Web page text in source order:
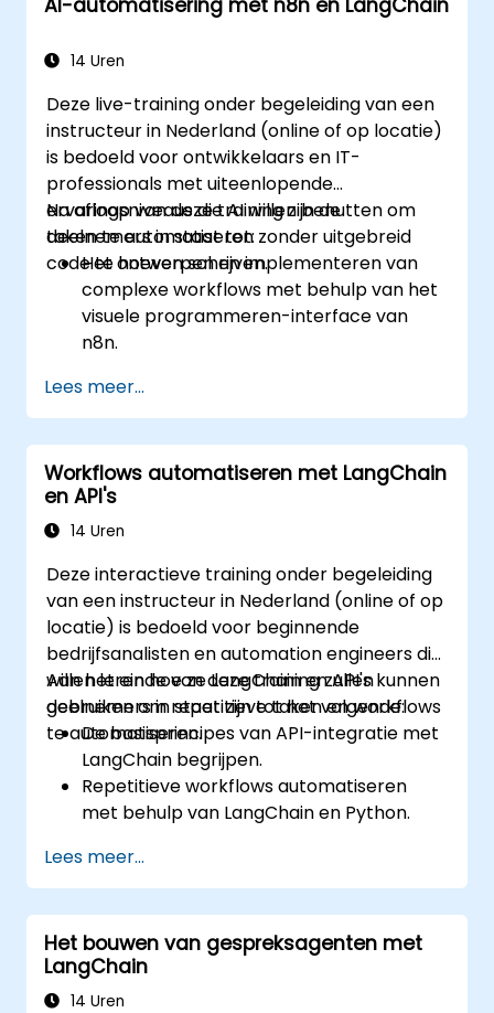
14 Uren
Deze live-training onder begeleiding van een
instructeur in Nederland (online of op locatie)
is bedoeld voor ontwikkelaars en IT-
professionals met uiteenlopende
ervaringsniveaus die AI willen benutten om
taken te automatiseren zonder uitgebreid
code te hoeven schrijven.
Na afloop van deze training zijn de
deelnemers in staat tot:
Het ontwerpen en implementeren van
complexe workflows met behulp van het
visuele programmeren-interface van
n8n.
workflows via LangChain.
Het bouwen van maatwerk-chatbots en
virtuele assistenten voor diverse
toepassingen.
Het uitvoeren van geavanceerde
datanalyses en -verwerking met behulp
Lees meer...
Workflows automatiseren met LangChain
en API's
14 Uren
Deze interactieve training onder begeleiding
van een instructeur in Nederland (online of op
locatie) is bedoeld voor beginnende
bedrijfsanalisten en automation engineers die
willen leren hoe ze LangChain en API's kunnen
gebruiken om repetitieve taken en workflows
te automatiseren.
Aan het einde van deze training zullen
deelnemers in staat zijn tot het volgende:
De basisprincipes van API-integratie met
LangChain begrijpen.
Repetitieve workflows automatiseren
met behulp van LangChain en Python.
koppelen ten behoeve van efficiënte
bedrijfsprocessen.
Aangepaste workflows creëren en
automatiseren door middel van API’s en
de automatiseringsfuncties van
LangChain.
Lees meer...
Het bouwen van gespreksagenten met
LangChain
14 Uren